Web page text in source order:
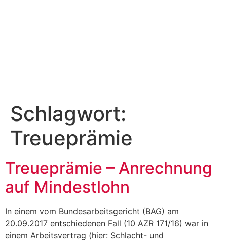
Schlagwort:
Treueprämie
Treueprämie – Anrechnung
auf Mindestlohn
In einem vom Bundesarbeitsgericht (BAG) am
20.09.2017 entschiedenen Fall (10 AZR 171/16) war in
einem Arbeitsvertrag (hier: Schlacht- und